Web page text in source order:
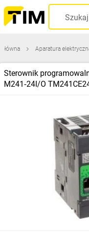
Aparatura
Sterownik
M241‑24I/O